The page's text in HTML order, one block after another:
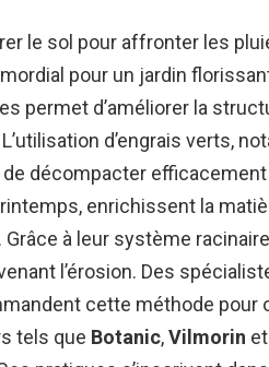
le sol pour affronter les
pour un jardin
permet d’améliorer la
d’engrais verts,
de décompacter
enrichissent la
Grâce à leur système
l’érosion. Des
cette méthode pour
tels que Botanic,Vilmorin et